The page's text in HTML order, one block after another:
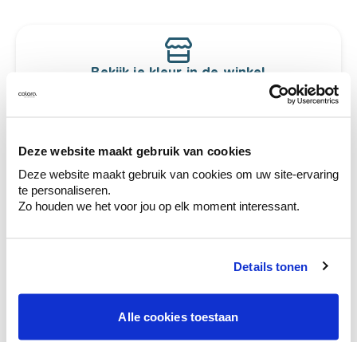
Deze website maakt gebruik van cookies
Deze website maakt gebruik van cookies om uw site-ervaring
te personaliseren.
Zo houden we het voor jou op elk moment interessant.
Details tonen
Alle cookies toestaan
Bekijk je kleur in de winkel
Ontdek er kleurechte stalen van je
te verfijnen.
Krijg persoonlijk advies om kleuren te
combineren.